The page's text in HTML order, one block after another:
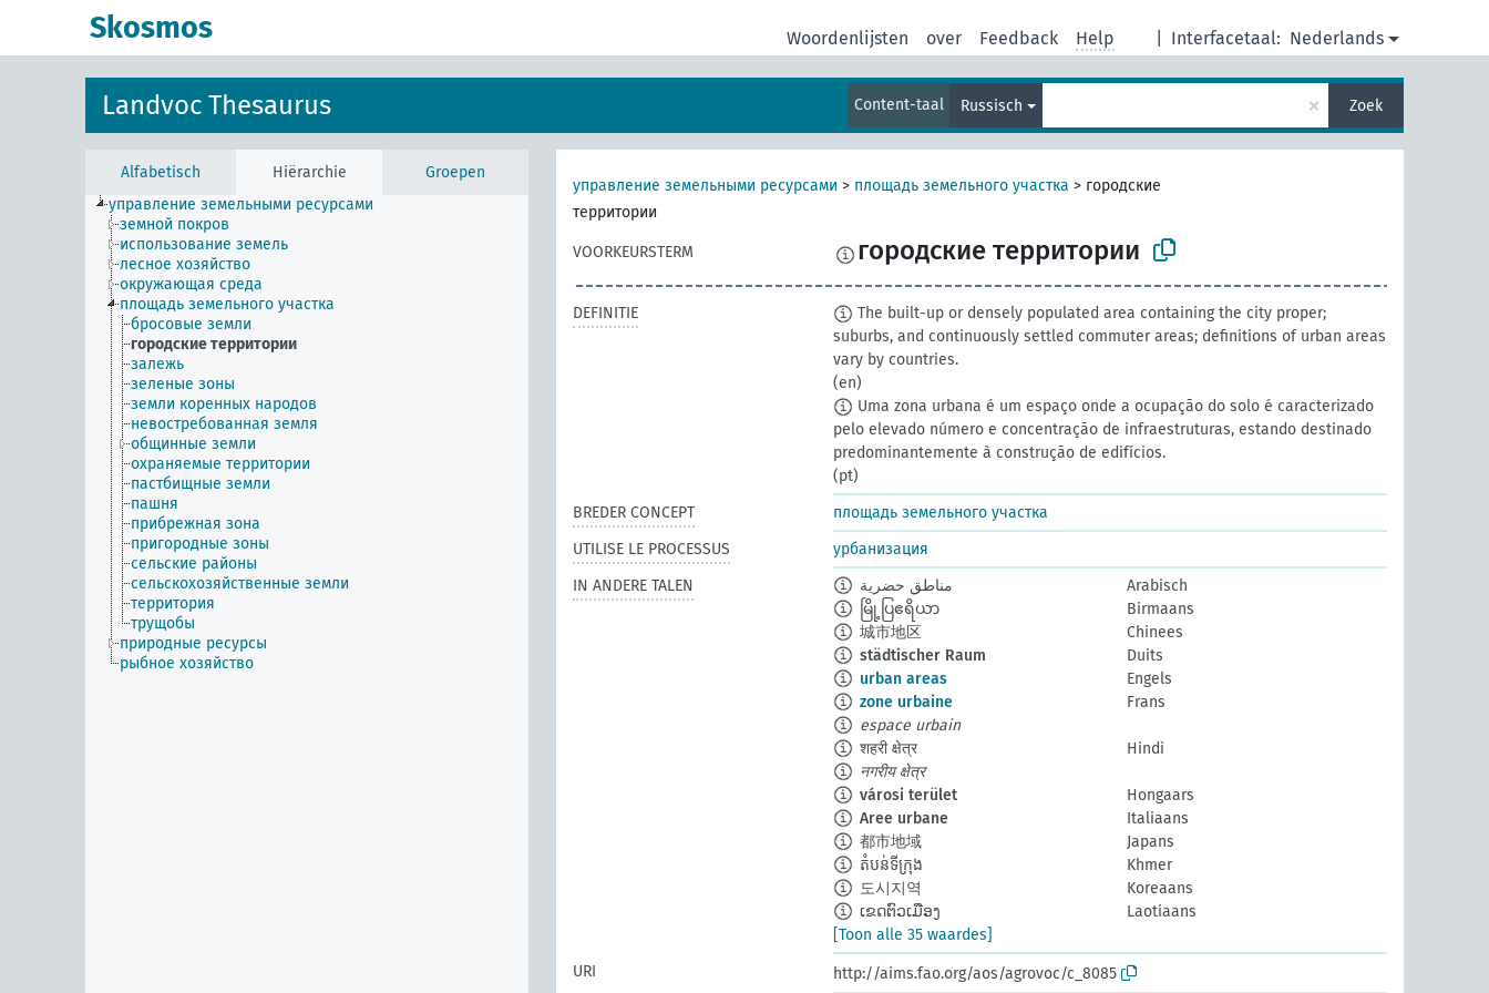
Skosmos Interfacetaal: Nederlands
Woordenlijsten over Feedback Help
Landvoc Thesaurus Content-taal Russisch × Zoek
Alfabetisch Hiërarchie
Groepen
управление земельными ресурсами
земной покров
использование земель
лесное хозяйство
окружающая среда
площадь земельного участка
бросовые земли
городские территории
залежь
зеленые зоны
земли коренных народов
невостребованная земля
общинные земли
охраняемые территории
пастбищные земли
пашня
прибрежная зона
пригородные зоны
сельские районы
сельскохозяйственные земли
территория
трущобы
природные ресурсы
рыбное хозяйство
управление земельными ресурсами > площадь земельного участка > городские
территории
VOORKEURSTERM городские территории
DEFINITIE
The built-up or densely populated area containing the city proper;
suburbs, and continuously settled commuter areas; definitions of urban areas
vary by countries.
(en)
Uma zona urbana é um espaço onde a ocupação do solo é caracterizado
pelo elevado número e concentração de infraestruturas, estando destinado
predominantemente à construção de edifícios.
(pt)
BREDER CONCEPT
площадь земельного участка
UTILISE LE PROCESSUS
урбанизация
IN ANDERE TALEN
مناطق حضرية
Arabisch
မြို့ပြဧရိယာ
Birmaans
城市地区
Chinees
städtischer Raum
Duits
urban areas
Engels
zone urbaine
Frans
espace urbain
शहरी क्षेत्र
Hindi
नगरीय क्षेत्र
városi terület
Hongaars
Aree urbane
Italiaans
都市地域
Japans
តំបន់ទីក្រុង
Khmer
도시지역
Koreaans
ເຂດຕົວເມືອງ
Laotiaans
[Toon alle 35 waardes]
URI
http://aims.fao.org/aos/agrovoc/c_8085